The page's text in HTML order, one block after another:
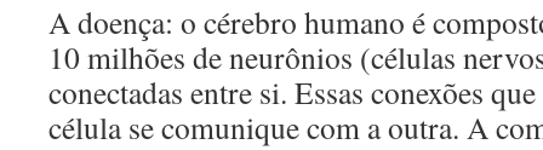
A doença: o cérebro humano é
10 milhões de neurônios (células
conectadas entre si. Essas conexões
célula se comunique com a outra. A